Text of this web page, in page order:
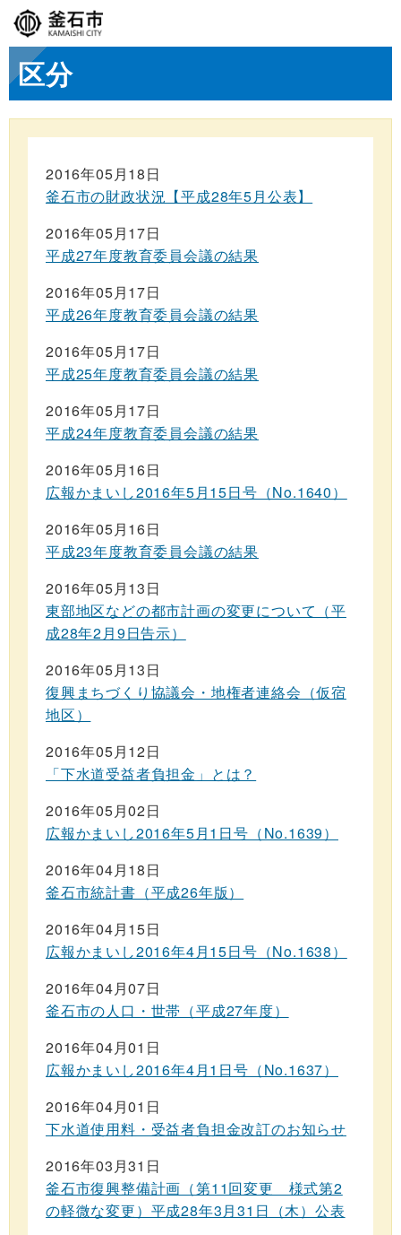
区分
2016年05月18日
釜石市の財政状況【平成28年5月公表】
2016年05月17日
平成27年度教育委員会議の結果
2016年05月17日
平成26年度教育委員会議の結果
2016年05月17日
平成25年度教育委員会議の結果
2016年05月17日
平成24年度教育委員会議の結果
2016年05月16日
広報かまいし2016年5月15日号（No.1640）
2016年05月16日
平成23年度教育委員会議の結果
2016年05月13日
東部地区などの都市計画の変更について（平
成28年2月9日告示）
2016年05月13日
復興まちづくり協議会・地権者連絡会（仮宿
地区）
2016年05月12日
「下水道受益者負担金」とは？
2016年05月02日
広報かまいし2016年5月1日号（No.1639）
2016年04月18日
釜石市統計書（平成26年版）
2016年04月15日
広報かまいし2016年4月15日号（No.1638）
2016年04月07日
釜石市の人口・世帯（平成27年度）
2016年04月01日
広報かまいし2016年4月1日号（No.1637）
2016年04月01日
下水道使用料・受益者負担金改訂のお知らせ
2016年03月31日
釜石市復興整備計画（第11回変更 様式第2
の軽微な変更）平成28年3月31日（木）公表